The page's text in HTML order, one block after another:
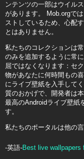
ンテンツの一部はウイル
があります。 Mob.orgで
ストしているため、心配
とはありません。
私たちのコレクションは
のみを追加するように常
屈ではなくなります：セ
物があなたに何時間もの
にライブ壁紙を入手して
質のおかげで、開発者は
最高のAndroidライブ壁紙
す。
私たちのポータルは他の
-英語-Best live wallpapers